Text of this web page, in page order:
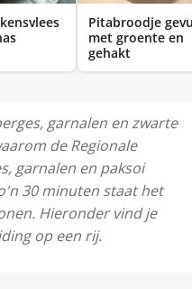
Pitabroodje
met groente en
gehakt
garnalen en zwarte
de Regionale
garnalen en paksoi
30 minuten staat het
Hieronder vind je
op een rij.